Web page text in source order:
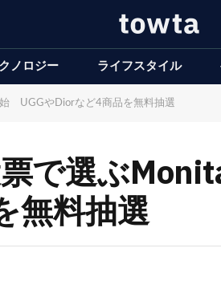
ノロジー ライフスタイル
始 UGGやDiorなど4商品を無料抽選
で選ぶ
無料抽選